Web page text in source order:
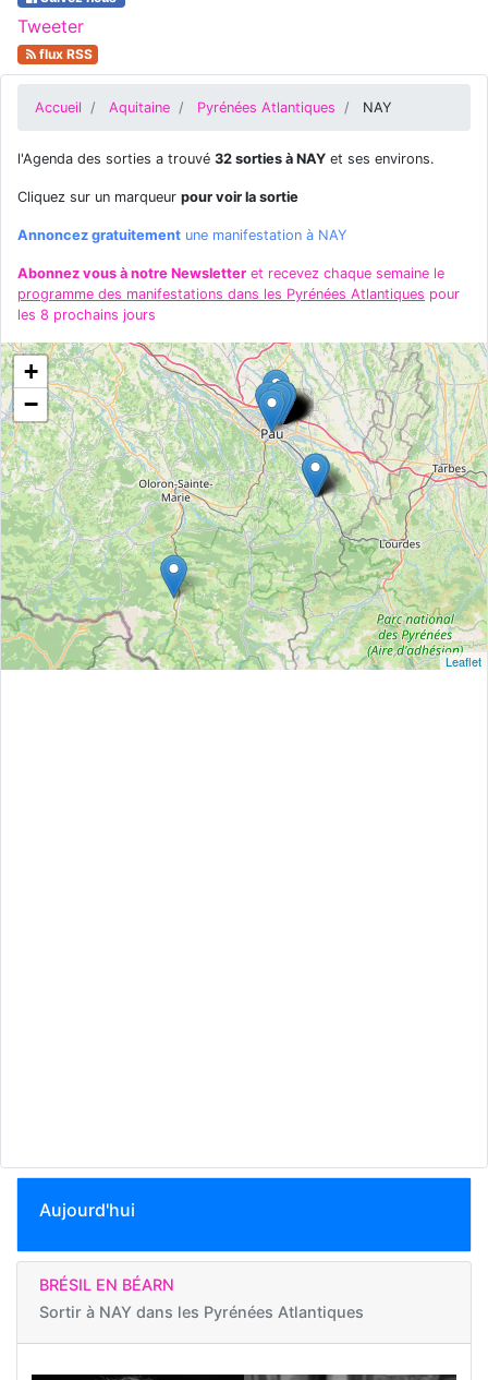
Tweeter
flux RSS
Accueil Aquitaine Pyrénées Atlantiques NAY
l'Agenda des sorties a trouvé 32 sorties à NAY et ses environs.
Cliquez sur un marqueur pour voir la sortie
Annoncez gratuitement une manifestation à NAY
Abonnez vous à notre Newsletter et recevez chaque semaine le
programme des manifestations dans les Pyrénées Atlantiques pour
les 8 prochains jours
+
−
Leaflet
Aujourd'hui
BRÉSIL EN BÉARN
Sortir à NAY dans les Pyrénées Atlantiques